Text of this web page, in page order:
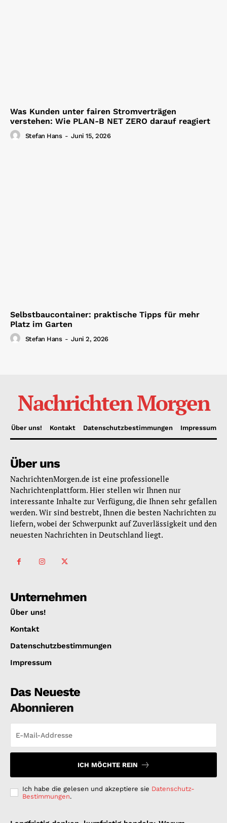
Was Kunden unter fairen Stromverträgen
verstehen: Wie PLAN-B NET ZERO darauf reagiert
Stefan Hans - Juni 15, 2026
Selbstbaucontainer: praktische Tipps für mehr
Platz im Garten
Stefan Hans - Juni 2, 2026
Nachrichten Morgen
Über uns! Kontakt Datenschutzbestimmungen Impressum
Über uns
NachrichtenMorgen.de ist eine professionelle
Nachrichtenplattform. Hier stellen wir Ihnen nur
interessante Inhalte zur Verfügung, die Ihnen sehr gefallen
werden. Wir sind bestrebt, Ihnen die besten Nachrichten zu
liefern, wobei der Schwerpunkt auf Zuverlässigkeit und den
neuesten Nachrichten in Deutschland liegt.
Unternehmen
Über uns!
Kontakt
Datenschutzbestimmungen
Impressum
Das Neueste
Abonnieren
ICH MÖCHTE REIN
Ich habe die gelesen und akzeptiere sie Datenschutz-
Bestimmungen.